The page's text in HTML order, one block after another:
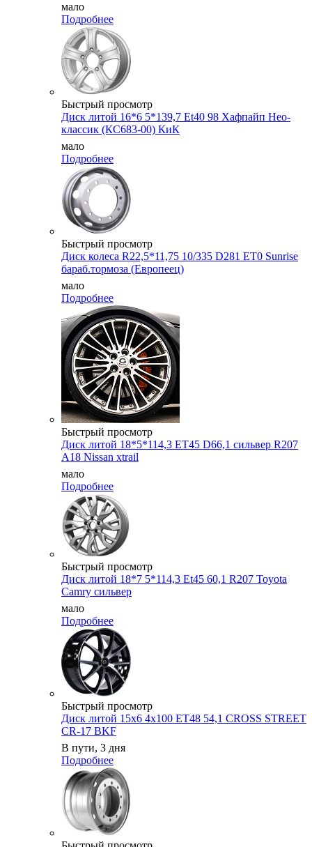
мало
Подробнее
Быстрый просмотр
Диск литой 16*6 5*139,7 Et40 98 Хафпайп Нео-
классик (КС683-00) КиК
мало
Подробнее
Быстрый просмотр
Диск колеса R22,5*11,75 10/335 D281 ET0 Sunrise
бараб.тормоза (Европеец)
мало
Подробнее
Быстрый просмотр
Диск литой 18*5*114,3 ET45 D66,1 сильвер R207
A18 Nissan xtrail
мало
Подробнее
Быстрый просмотр
Диск литой 18*7 5*114,3 Et45 60,1 R207 Toyota
Camry сильвер
мало
Подробнее
Быстрый просмотр
Диск литой 15х6 4х100 ET48 54,1 CROSS STREET
CR-17 BKF
В пути, 3 дня
Подробнее